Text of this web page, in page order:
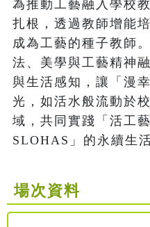
為推動工藝融入學校
扎根，透過教師增能
成為工藝的種子教師
法、美學與工藝精神
與生活感知，讓「漫
光，如活水般流動於
域，共同實踐「活工
場次資料